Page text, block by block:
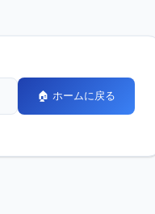
🏠 ホームに戻る